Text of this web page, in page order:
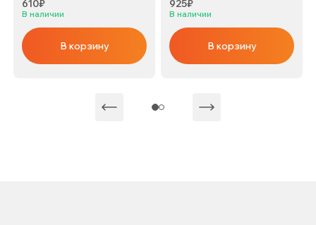
610₽
В наличии
В корзину
925₽
В наличии
В корзину